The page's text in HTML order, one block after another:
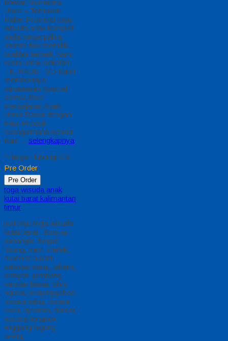
Medan Sumatera
Utara – Temukan
Paket Promosi toga
wisuda anak komplet
pada harga paling
murah dan memiliki
kualitas terbaik, kami
kasih untuk sekolah
TK, PAUD , SD Kami
memberinya
penawaran Special
semua level
Pengajaran Anak
Umur Dasar dengan
Fitur Produk
sebagaimana berikut :
Kain… selengkapnya
*Harga Hubungi CS
Pre Order
Pre Order
toga wisuda anak
kutai barat kalimantan
timur
jual baju toga wisuda
kutai barat : long ari,
pahangai, bagun,
hbung, iram, melak,
manoor bulant,
sakolaq darat, laham,
bongan, jempang,
bentian besar, siluq
ngurai, penyinggahan,
muara pahu, muara
lawa, nyuatan, damai,
borong tongkok,
linggang bigung,
tering,